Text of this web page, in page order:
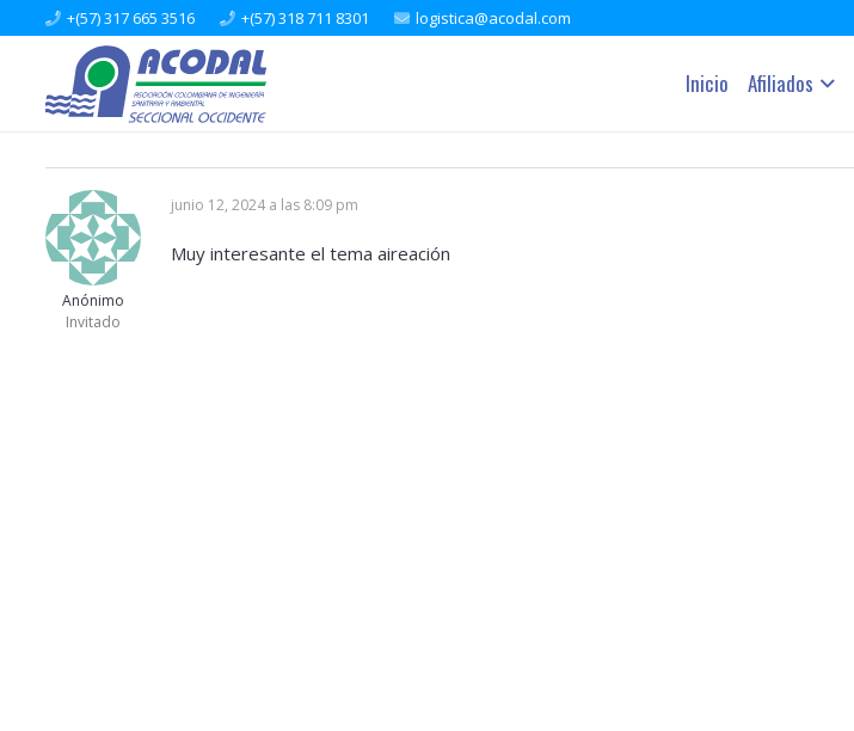
+(57) 317 665 3516 +(57) 318 711 8301 logistica@acodal.com
Inicio Afiliados
junio 12, 2024 a las 8:09 pm
Anónimo
Invitado
Muy interesante el tema aireación